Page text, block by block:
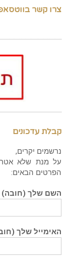
צרו קשר
קבלת עדכונים
נרשמים יקרים,
על מנת שלא
הפרטים הבאים:
השם שלך (חובה)
האימייל שלך